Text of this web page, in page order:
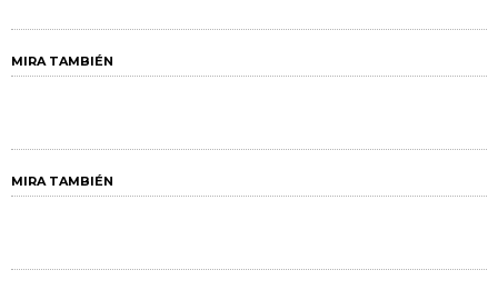
MIRA TAMBIÉN
MIRA TAMBIÉN